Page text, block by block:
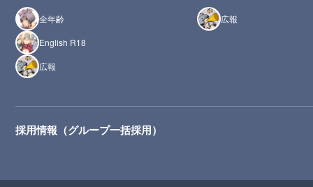
全年齢
English R18
広報
広報
採用情報（グループ一括採用）